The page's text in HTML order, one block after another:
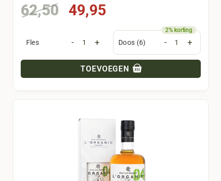
62,50 Oorspronkelijke
was:
49,95
is:
49,95.
Fles - + Doos (6) - +
TOEVOEGEN